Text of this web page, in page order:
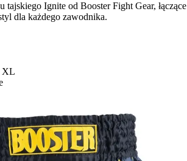
tajskiego Ignite od Booster Fight Gear, łączące
dla każdego zawodnika.
XL